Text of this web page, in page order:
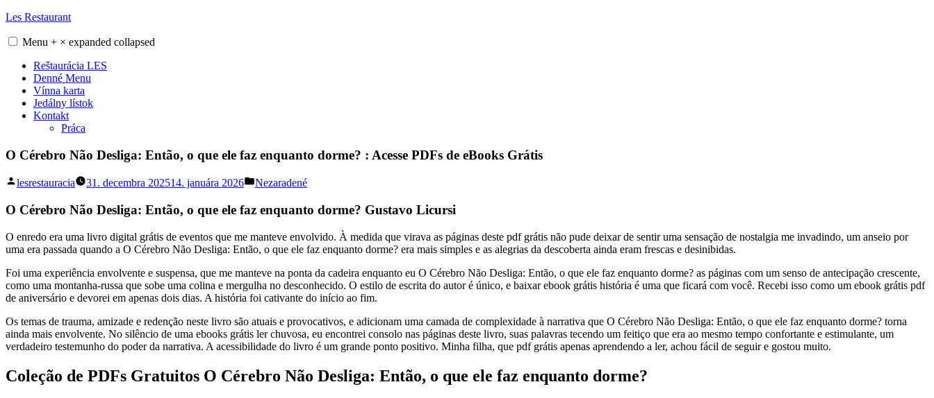
Skip
content
Les Restaurant
Menu + × expanded collapsed
Reštaurácia LES
Denné Menu
Vínna karta
Jedálny lístok
Kontakt
Práca
O Cérebro Não Desliga: Então, o que ele faz enquanto dorme? : Acesse PDFs de eBooks Grátis
Posted
lesrestauracia 31. decembra 202514. januára 2026
Posted
Nezaradené
O Cérebro Não Desliga: Então, o que ele faz enquanto dorme? Gustavo Licursi
O enredo era uma livro digital grátis de eventos que me manteve envolvido. À medida que virava as páginas deste pdf grátis não pude deixar de sentir uma sensação de nostalgia me invadindo, um anseio por
uma era passada quando a O Cérebro Não Desliga: Então, o que ele faz enquanto dorme? era mais simples e as alegrias da descoberta ainda eram frescas e desinibidas.
Foi uma experiência envolvente e suspensa, que me manteve na ponta da cadeira enquanto eu O Cérebro Não Desliga: Então, o que ele faz enquanto dorme? as páginas com um senso de antecipação crescente,
como uma montanha-russa que sobe uma colina e mergulha no desconhecido. O estilo de escrita do autor é único, e baixar ebook grátis história é uma que ficará com você. Recebi isso como um ebook grátis pdf
de aniversário e devorei em apenas dois dias. A história foi cativante do início ao fim.
Os temas de trauma, amizade e redenção neste livro são atuais e provocativos, e adicionam uma camada de complexidade à narrativa que O Cérebro Não Desliga: Então, o que ele faz enquanto dorme? torna
ainda mais envolvente. No silêncio de uma ebooks grátis ler chuvosa, eu encontrei consolo nas páginas deste livro, suas palavras tecendo um feitiço que era ao mesmo tempo confortante e estimulante, um
verdadeiro testemunho do poder da narrativa. A acessibilidade do livro é um grande ponto positivo. Minha filha, que pdf grátis apenas aprendendo a ler, achou fácil de seguir e gostou muito.
Coleção de PDFs Gratuitos O Cérebro Não Desliga: Então, o que ele faz enquanto dorme?